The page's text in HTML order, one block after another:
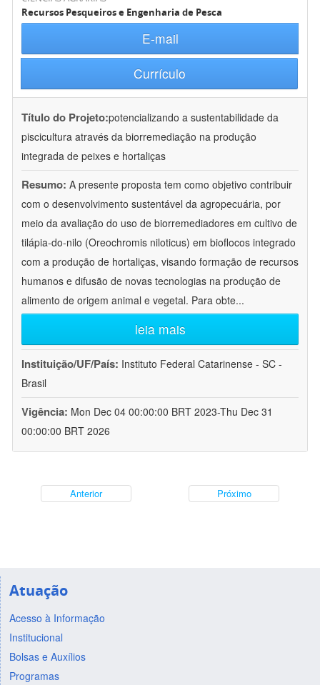
Recursos Pesqueiros e Engenharia de Pesca
E-mail
Currículo
Título do Projeto:potencializando a sustentabilidade da
piscicultura através da biorremediação na produção
integrada de peixes e hortaliças
Resumo: A presente proposta tem como objetivo contribuir
com o desenvolvimento sustentável da agropecuária, por
meio da avaliação do uso de biorremediadores em cultivo de
tilápia-do-nilo (Oreochromis niloticus) em bioflocos integrado
com a produção de hortaliças, visando formação de recursos
humanos e difusão de novas tecnologias na produção de
alimento de origem animal e vegetal. Para obte...
leia mais
Instituição/UF/País: Instituto Federal Catarinense - SC -
Brasil
Vigência: Mon Dec 04 00:00:00 BRT 2023-Thu Dec 31
00:00:00 BRT 2026
Anterior Próximo
Atuação
Acesso à Informação
Institucional
Bolsas e Auxílios
Programas